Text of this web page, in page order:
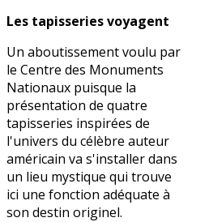
Les tapisseries voyagent
Un aboutissement voulu par
le Centre des Monuments
Nationaux puisque la
présentation de quatre
tapisseries inspirées de
l'univers du célèbre auteur
américain va s'installer dans
un lieu mystique qui trouve
ici une fonction adéquate à
son destin originel.